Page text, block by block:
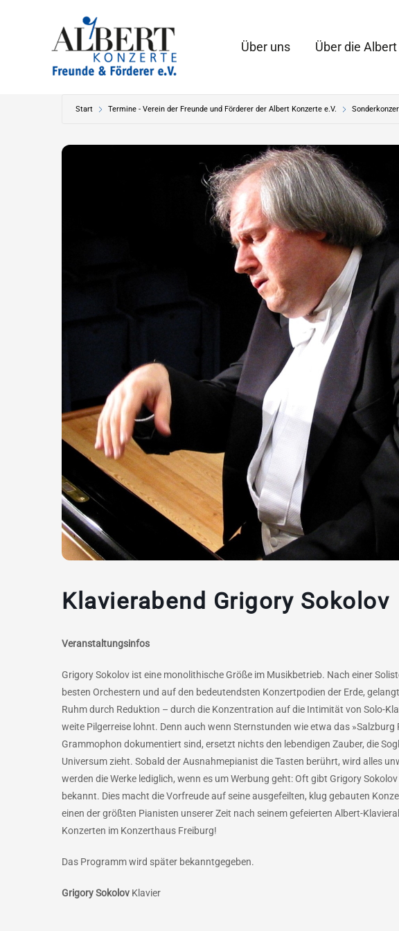
Über uns Über die
Start Termine - Verein der Freunde und Förderer der Albert Konzerte e.V.
Klavierabend Grigory Sokolov
Veranstaltungsinfos
Grigory Sokolov ist eine monolithische Größe im Musikbetrieb. Nach einer
besten Orchestern und auf den bedeutendsten Konzertpodien der Erde,
Ruhm durch Reduktion – durch die Konzentration auf die Intimität von Solo-
weite Pilgerreise lohnt. Denn auch wenn Sternstunden wie etwa das »Salzburg
Grammophon dokumentiert sind, ersetzt nichts den lebendigen Zauber, die
Universum zieht. Sobald der Ausnahmepianist die Tasten berührt, wird alles
werden die Werke lediglich, wenn es um Werbung geht: Oft gibt Grigory
bekannt. Dies macht die Vorfreude auf seine ausgefeilten, klug gebauten
einen der größten Pianisten unserer Zeit nach seinem gefeierten Albert-
Konzerten im Konzerthaus Freiburg!
Das Programm wird später bekanntgegeben.
Grigory Sokolov Klavier